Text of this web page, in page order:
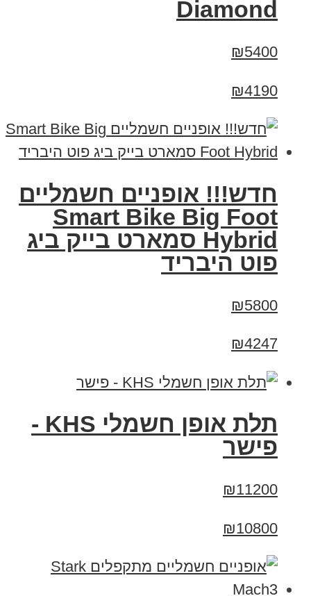
Diamond
₪5400
₪4190
חדש!!! אופניים חשמליים
Smart Bike Big Foot
Hybrid סמארט בייק ביג
פוט היבריד
₪5800
₪4247
תלת אופן חשמלי KHS -
פישר
₪11200
₪10800